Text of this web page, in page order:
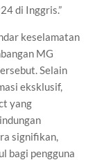
di Inggris.”
keselamatan
MG
Selain
eksklusif,
yang
signifikan,
bagi pengguna